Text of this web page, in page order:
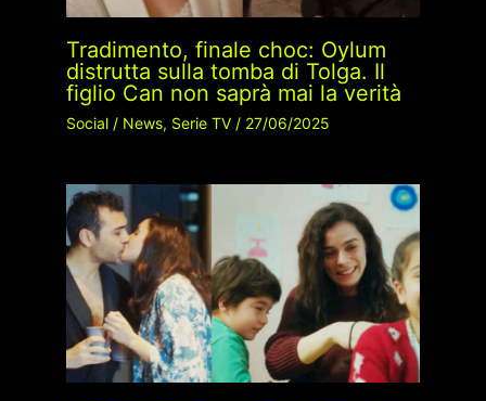
Tradimento, finale choc: Oylum
distrutta sulla tomba di Tolga. Il
figlio Can non saprà mai la verità
Social/ News, Serie TV/ 27/06/2025